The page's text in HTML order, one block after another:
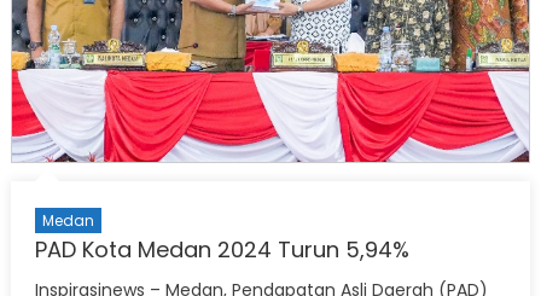
Medan
PAD Kota Medan 2024 Turun 5,94%
Inspirasinews – Medan, Pendapatan Asli Daerah (PAD)